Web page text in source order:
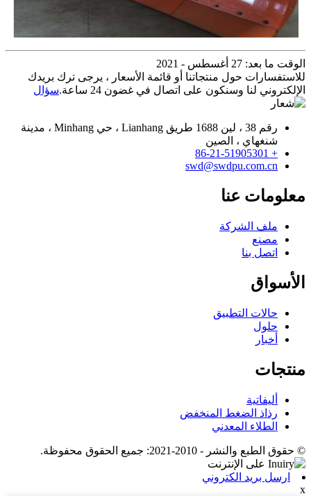
الوقت ما بعد: 27 أغسطس - 2021
للاستفسارات حول منتجاتنا أو قائمة الأسعار ، يرجى ترك بريدك
الإلكتروني لنا وسنكون على اتصال في غضون 24 ساعة.
سؤال
رقم 38 ، لين 1688 طريق Lianhang ، حي Minhang ، مدينة
شنغهاي ، الصين
+ 86-21-51905301
swd@swdpu.com.cn
معلومات عنا
ملف الشركة
مصنع
اتصل بنا
الأسواق
حالات التطبيق
حلول
أخبار
منتجات
أليفاتية
رذاذ الضغط المنخفض
الطلاء المعدني
© حقوق الطبع والنشر - 2010-2021: جميع الحقوق محفوظة.
ارسل بريد الكتروني
x